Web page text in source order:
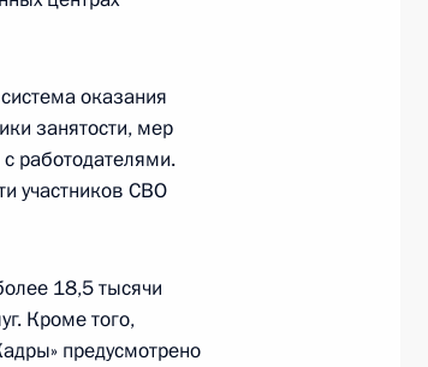
оказания
занятости, мер
работодателями.
участников СВО
18,5 тысячи
Кроме того,
предусмотрено